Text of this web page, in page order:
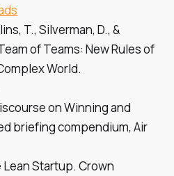
T., Silverman, D., &
of Teams: New Rules of
World.
on Winning and
briefing compendium, Air
Lean Startup. Crown